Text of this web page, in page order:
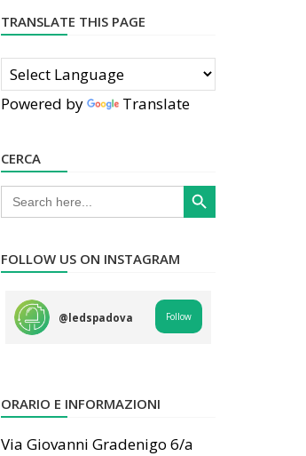
TRANSLATE THIS PAGE
Powered by Translate
CERCA
Search
for:
Search Button
FOLLOW US ON INSTAGRAM
@ledspadova Follow
ORARIO E INFORMAZIONI
Via Giovanni Gradenigo 6/a